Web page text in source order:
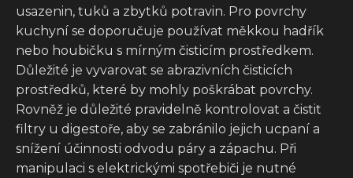
usazenin, tuků a zbytků potravin. Pro povrchy
kuchyní se doporučuje používat měkkou hadřík
nebo houbičku s mírným čisticím prostředkem.
Důležité je vyvarovat se abrazivních čisticích
prostředků, které by mohly poškrábat povrchy.
Rovněž je důležité pravidelně kontrolovat a čistit
filtry u digestoře, aby se zabránilo jejich ucpaní a
snížení účinnosti odvodu páry a zápachu. Při
manipulaci s elektrickými spotřebiči je nutné